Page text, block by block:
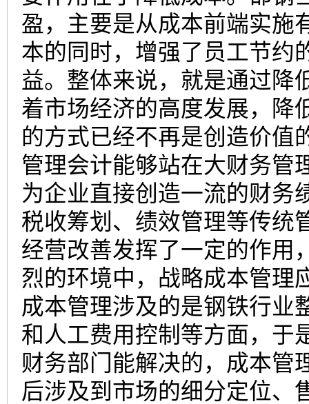
盈，主要是从成本前端实施
本的同时，增强了员工节约
益。整体来说，就是通过降
着市场经济的高度发展，降
的方式已经不再是创造价值
管理会计能够站在大财务管
为企业直接创造一流的财务
税收筹划、绩效管理等传统
经营改善发挥了一定的作用
烈的环境中，战略成本管理
成本管理涉及的是钢铁行业
和人工费用控制等方面，于
财务部门能解决的，成本管
后涉及到市场的细分定位、